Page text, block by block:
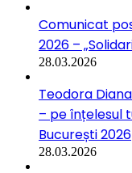
Comunicat
2026 –
28.03.2026
Teodora
– pe înțelesul
București 2026
28.03.2026